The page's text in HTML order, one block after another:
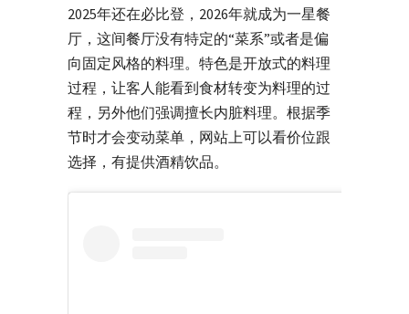
2025年还在必比登，2026年就成为一星餐
厅，这间餐厅没有特定的“菜系”或者是偏
向固定风格的料理。特色是开放式的料理
过程，让客人能看到食材转变为料理的过
程，另外他们强调擅长内脏料理。根据季
节时才会变动菜单，网站上可以看价位跟
选择，有提供酒精饮品。